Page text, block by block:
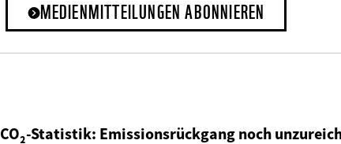
MEDIENMITTEILUNGEN ABONNIEREN
CO₂-Statistik: Emissionsrückgang noch